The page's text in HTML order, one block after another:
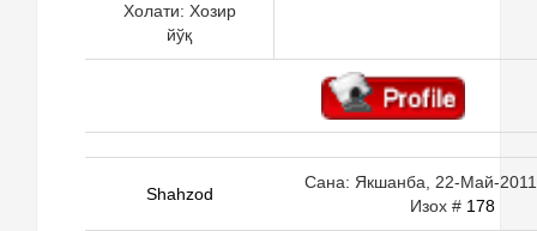
Холати: Хозир
йўқ
Shahzod
Сана: Якшанба, 22-Май-
Изох # 178